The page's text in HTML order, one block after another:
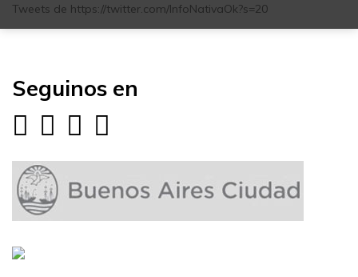
Tweets de https://twitter.com/InfoNativaOk?s=20
Seguinos en